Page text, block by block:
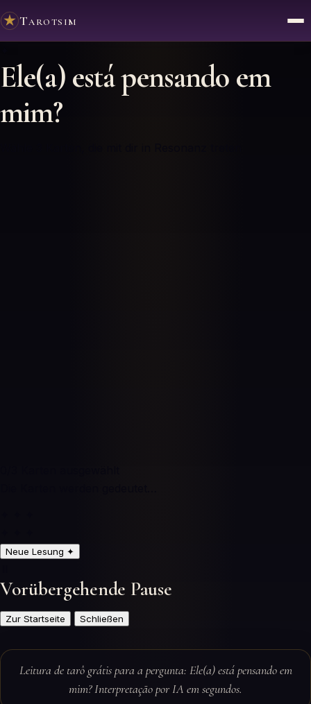
Tarotsim
Ele(a) está pensando em
mim?
Neue Lesung ✦
Vorübergehende Pause
Zur Startseite Schließen
Leitura de tarô grátis para a pergunta: Ele(a) está pensando em
mim? Interpretação por IA em segundos.